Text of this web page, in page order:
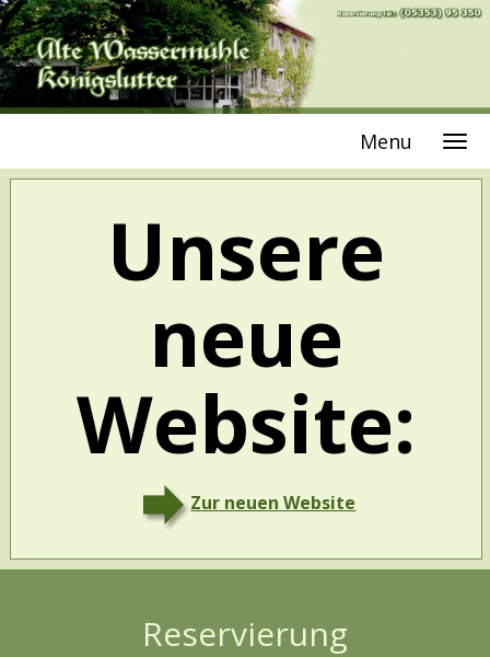
Menu
Unsere
neue
Website:
Zur neuen Website
Reservierung